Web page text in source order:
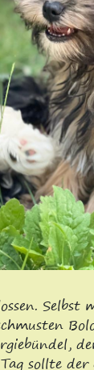
sollte